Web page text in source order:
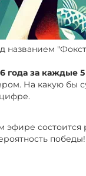
названием
года за каждые
На какую
эфире
победы!